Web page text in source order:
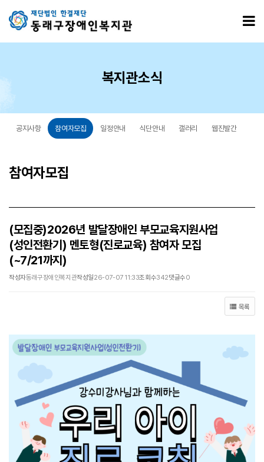
복지관소식
공지사항 참여자모집 일정안내 식단안내 갤러리 웹진발간
참여자모집
(모집중)2026년 발달장애인 부모교육지원사업
(성인전환기) 멘토형(진로교육) 참여자 모집
(~7/21까지)
작성자동래구장애인복지관작성일26-07-07 11:33조회수342댓글수0
목록